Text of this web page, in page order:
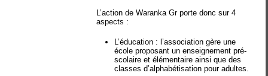
L’action de Waranka Gr porte donc sur 4
aspects :
L’éducation : l’association gère une
école proposant un enseignement pré-
scolaire et élémentaire ainsi que des
classes d’alphabétisation pour adultes.